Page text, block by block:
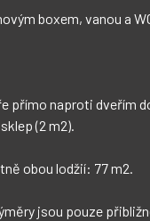
boxem, vanou a
přímo naproti dveřím
(2 m2).
obou lodžií: 77 m2.
jsou pouze